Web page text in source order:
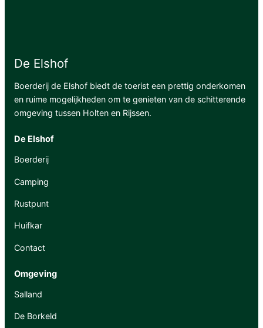
De Elshof
Boerderij de Elshof biedt de toerist een prettig onderkomen
en ruime mogelijkheden om te genieten van de schitterende
omgeving tussen Holten en Rijssen.
De Elshof
Boerderij
Camping
Rustpunt
Huifkar
Contact
Omgeving
Salland
De Borkeld